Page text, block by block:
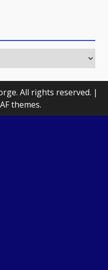
All rights reserved. |
themes.